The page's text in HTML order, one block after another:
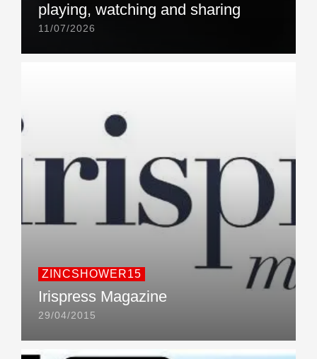
playing, watching and sharing
11/07/2026
ZINCSHOWER15
Irispress Magazine
29/04/2015